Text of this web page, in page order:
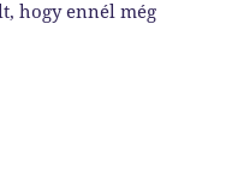
hogy ennél még